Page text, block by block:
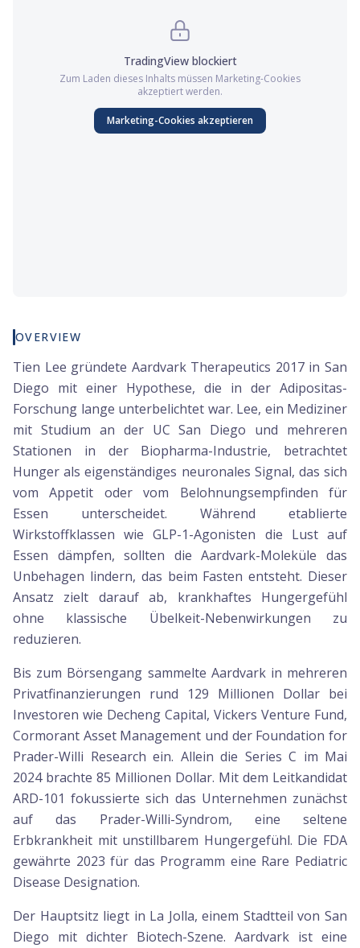
TradingViewblockiert
Zum Laden dieses Inhalts müssen Marketing-Cookies
akzeptiert werden.
Marketing-Cookies akzeptieren
OVERVIEW
Tien Lee gründete Aardvark Therapeutics 2017 in San
Diego mit einer Hypothese, die in der Adipositas-
Forschung lange unterbelichtet war. Lee, ein Mediziner
mit Studium an der UC San Diego und mehreren
Stationen in der Biopharma-Industrie, betrachtet
Hunger als eigenständiges neuronales Signal, das sich
vom Appetit oder vom Belohnungsempfinden für
Essen unterscheidet. Während etablierte
Wirkstoffklassen wie GLP-1-Agonisten die Lust auf
Essen dämpfen, sollten die Aardvark-Moleküle das
Unbehagen lindern, das beim Fasten entsteht. Dieser
Ansatz zielt darauf ab, krankhaftes Hungergefühl
ohne klassische Übelkeit-Nebenwirkungen zu
reduzieren.
Bis zum Börsengang sammelte Aardvark in mehreren
Privatfinanzierungen rund 129 Millionen Dollar bei
Investoren wie Decheng Capital, Vickers Venture Fund,
Cormorant Asset Management und der Foundation for
Prader-Willi Research ein. Allein die Series C im Mai
2024 brachte 85 Millionen Dollar. Mit dem Leitkandidat
ARD-101 fokussierte sich das Unternehmen zunächst
auf das Prader-Willi-Syndrom, eine seltene
Erbkrankheit mit unstillbarem Hungergefühl. Die FDA
gewährte 2023 für das Programm eine Rare Pediatric
Disease Designation.
Der Hauptsitz liegt in La Jolla, einem Stadtteil von San
Diego mit dichter Biotech-Szene. Aardvark ist eine